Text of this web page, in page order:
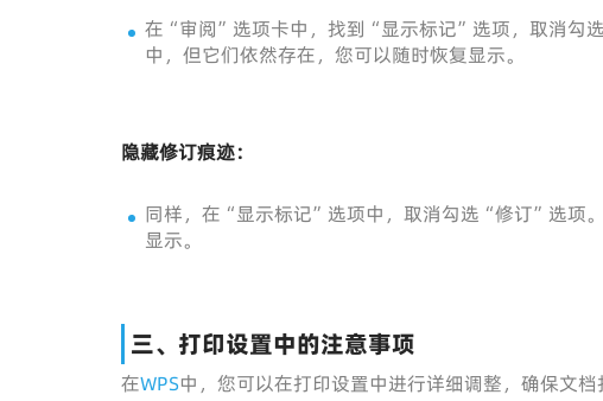
在“审阅”选项卡中，找到“显示标记”选项，取消勾
中，但它们依然存在，您可以随时恢复显示。
隐藏修订痕迹：
同样，在“显示标记”选项中，取消勾选“修订”选项
显示。
三、打印设置中的注意事项
在WPS中，您可以在打印设置中进行详细调整，确保文